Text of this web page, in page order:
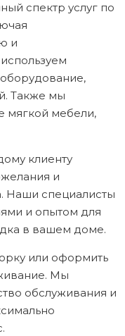
спектр услуг по
и
Также мы
мягкой мебели,
клиенту
и
Наши специалисты
и опытом для
в вашем доме.
или оформить
Мы
обслуживания и